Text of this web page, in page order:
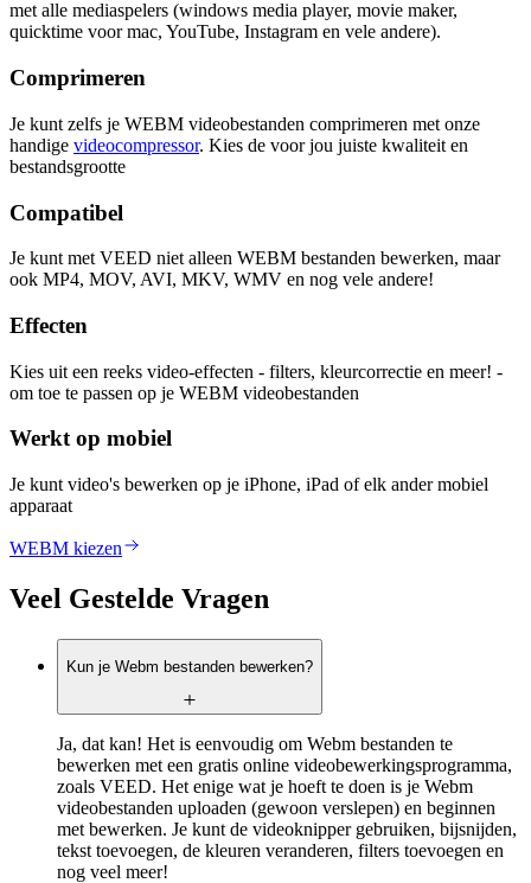
met alle mediaspelers (windows media player, movie maker,
quicktime voor mac, YouTube, Instagram en vele andere).
Comprimeren
Je kunt zelfs je WEBM videobestanden comprimeren met onze
handige videocompressor. Kies de voor jou juiste kwaliteit en
bestandsgrootte
Compatibel
Je kunt met VEED niet alleen WEBM bestanden bewerken, maar
ook MP4, MOV, AVI, MKV, WMV en nog vele andere!
Effecten
Kies uit een reeks video-effecten - filters, kleurcorrectie en meer! -
om toe te passen op je WEBM videobestanden
Werkt op mobiel
Je kunt video's bewerken op je iPhone, iPad of elk ander mobiel
apparaat
WEBM kiezen
Veel Gestelde Vragen
Kun je Webm bestanden bewerken?
Ja, dat kan! Het is eenvoudig om Webm bestanden te
bewerken met een gratis online videobewerkingsprogramma,
zoals VEED. Het enige wat je hoeft te doen is je Webm
videobestanden uploaden (gewoon verslepen) en beginnen
met bewerken. Je kunt de videoknipper gebruiken, bijsnijden,
tekst toevoegen, de kleuren veranderen, filters toevoegen en
nog veel meer!